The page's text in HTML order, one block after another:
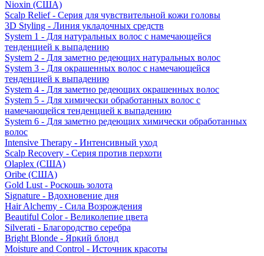
Nioxin (США)
Scalp Relief - Серия для чувствительной кожи головы
3D Styling - Линия укладочных средств
System 1 - Для натуральных волос с намечающейся
тенденцией к выпадению
System 2 - Для заметно редеющих натуральных волос
System 3 - Для окрашенных волос с намечающейся
тенденцией к выпадению
System 4 - Для заметно редеющих окрашенных волос
System 5 - Для химически обработанных волос с
намечающейся тенденцией к выпадению
System 6 - Для заметно редеющих химически обработанных
волос
Intensive Therapy - Интенсивный уход
Scalp Recovery - Серия против перхоти
Olaplex (США)
Oribe (США)
Gold Lust - Роскошь золота
Signature - Вдохновение дня
Hair Alchemy - Сила Возрождения
Beautiful Color - Великолепие цвета
Silverati - Благородство серебра
Bright Blonde - Яркий блонд
Moisture and Control - Источник красоты